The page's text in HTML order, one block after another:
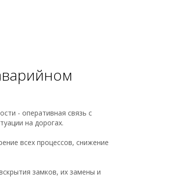
- оперативная связь с
на дорогах.
всех процессов, снижение
замков, их замены и